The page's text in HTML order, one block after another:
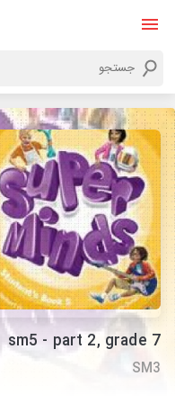
sm5 - part 2, grade 7
SM3